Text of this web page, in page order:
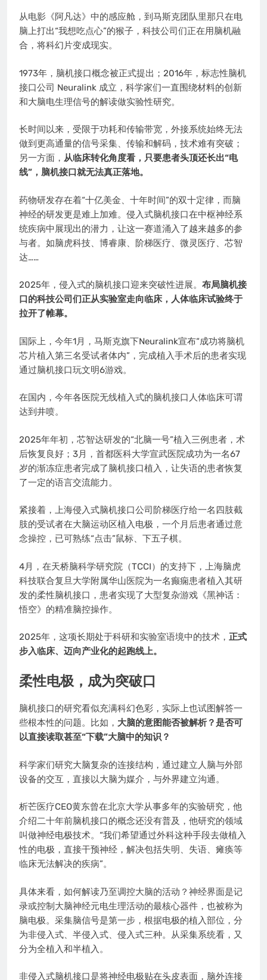
从电影《阿凡达》中的感应舱，到马斯克团队里那只在电
脑上打出“我想吃点心”的猴子，科技公司们正在用脑机融
合，将科幻片变成现实。
1973年，脑机接口概念被正式提出；2016年，标志性脑机
接口公司 Neuralink 成立，科学家们一直围绕材料的创新
和大脑电生理信号的解读做实验性研究。
长时间以来，受限于功耗和传输带宽，外接系统始终无法
做到更高通量的信号采集、传输和解码，技术难有突破；
另一方面， 从临床转化角度看，只要患者头顶还长出“电
线”，脑机接口就无法真正落地。
药物研发存在着“十亿美金、十年时间”的双十定律，而脑
神经的研发更是难上加难。侵入式脑机接口在中枢神经系
统疾病中展现出的潜力，让这一赛道涌入了越来越多的参
与者。如脑虎科技、博睿康、阶梯医疗、微灵医疗、芯智
达……
2025年，侵入式的脑机接口迎来突破性进展。 布局脑机接
口的科技公司们正从实验室走向临床，人体临床试验终于
拉开了帷幕。
国际上，今年1月，马斯克旗下Neuralink宣布“成功将脑机
芯片植入第三名受试者体内”，完成植入手术后的患者实现
通过脑机接口玩文明6游戏。
在国内，今年各医院无线植入式的脑机接口人体临床可谓
达到井喷。
2025年年初，芯智达研发的“北脑一号”植入三例患者，术
后恢复良好；3月，首都医科大学宣武医院成功为一名67
岁的渐冻症患者完成了脑机接口植入，让失语的患者恢复
了一定的语言交流能力。
紧接着，上海侵入式脑机接口公司阶梯医疗给一名四肢截
肢的受试者在大脑运动区植入电极，一个月后患者通过意
念操控，已可熟练“点击”鼠标、下五子棋。
4月，在天桥脑科学研究院（TCCI）的支持下，上海脑虎
科技联合复旦大学附属华山医院为一名癫痫患者植入其研
发的柔性脑机接口，患者实现了大型复杂游戏《黑神话：
悟空》的精准脑控操作。
2025年，这项长期处于科研和实验室语境中的技术， 正式
步入临床、迈向产业化的起跑线上。
柔性电极，成为突破口
脑机接口的研究看似充满科幻色彩，实际上也试图解答一
些根本性的问题。比如， 大脑的意图能否被解析？是否可
以直接读取甚至“下载”大脑中的知识？
科学家们研究大脑复杂的连接结构，通过建立人脑与外部
设备的交互，直接以大脑为媒介，与外界建立沟通。
析芒医疗CEO黄东曾在北京大学从事多年的实验研究，他
介绍二十年前脑机接口的概念还没有普及，他研究的领域
叫做神经电极技术。“我们希望通过外科这种手段去做植入
性的电极，直接干预神经，解决包括失明、失语、瘫痪等
临床无法解决的疾病”。
具体来看，如何解读乃至调控大脑的活动？神经界面是记
录或控制大脑神经元电生理活动的最核心器件，也被称为
脑电极。采集脑信号是第一步，根据电极的植入部位，分
为非侵入式、半侵入式、侵入式三种。从采集系统看，又
分为全植入和半植入。
非侵入式脑机接口是将神经电极贴在头皮表面，脑外连接